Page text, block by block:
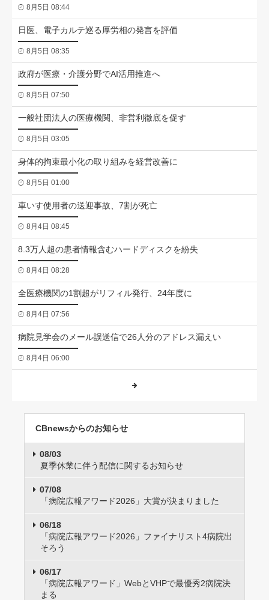
8月5日 08:44
日医、電子カルテ巡る厚労相の発言を評価
8月5日 08:35
政府が医療・介護分野でAI活用推進へ
8月5日 07:50
一般社団法人の医療機関、非営利徹底を促す
8月5日 03:05
身体的拘束最小化の取り組みを経営改善に
8月5日 01:00
車いす使用者の送迎事故、7割が死亡
8月4日 08:45
8.3万人超の患者情報含むハードディスクを紛失
8月4日 08:28
全医療機関の1割超がリフィル発行、24年度に
8月4日 07:56
病院見学会のメール誤送信で26人分のアドレス漏えい
8月4日 06:00
CBnewsからのお知らせ
08/03
夏季休業に伴う配信に関するお知らせ
07/08
「病院広報アワード2026」大賞が決まりました
06/18
「病院広報アワード2026」ファイナリスト4病院出
そろう
06/17
「病院広報アワード」WebとVHPで最優秀2病院決
まる